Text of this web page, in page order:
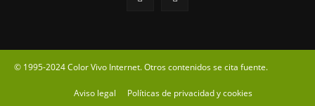
© 1995-2024 Color Vivo Internet. Otros contenidos se cita fuente.
Aviso legal Políticas de privacidad y cookies